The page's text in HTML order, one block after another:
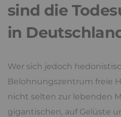
sind die
in
Wer sich jedoch
Belohnungszentrum freie
nicht selten zur lebenden
gigantischen, auf Gelüste